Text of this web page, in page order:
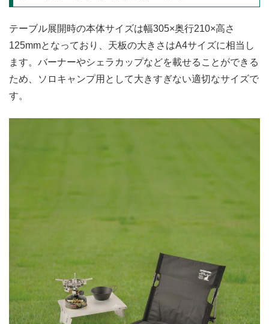
テーブル展開時の本体サイズは幅305×奥行210×高さ
125mmとなっており、天板の大きさはA4サイズに相当し
ます。バーナーやシェラカップなどを載せることができる
ため、ソロキャンプ用として大きすぎない適切なサイズで
す。